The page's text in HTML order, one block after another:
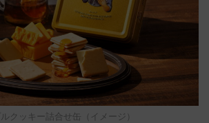
クッキー詰合せ缶（イメージ）